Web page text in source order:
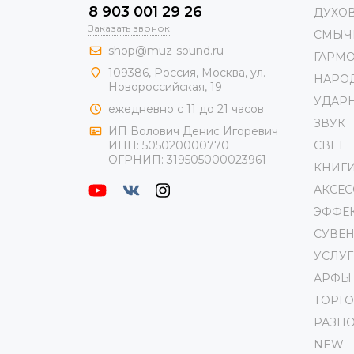
8 903 001 29 26
Заказать звонок
shop@muz-sound.ru
109386, Россия, Москва, ул.
Новороссийская, 19
ежедневно с 11 до 21 часов
ИП Волович Денис Игоревич
ИНН: 505020000770
ОГРНИП: 319505000023961
ЗВУК
СВЕТ
АРФЫ
NEW